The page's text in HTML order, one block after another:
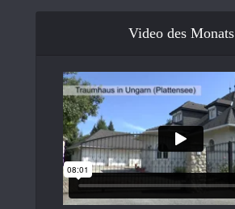
Video des Monats